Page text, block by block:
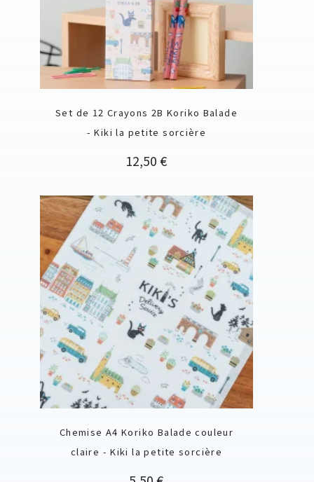
Set de 12 Crayons 2B Koriko Balade
- Kiki la petite sorcière
Prix
12,50 €
Chemise A4 Koriko Balade couleur
claire - Kiki la petite sorcière